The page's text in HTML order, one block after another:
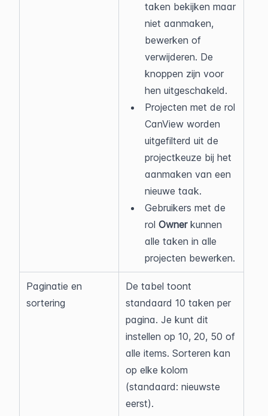
taken bekijken maar
niet aanmaken,
bewerken of
verwijderen. De
knoppen zijn voor
hen uitgeschakeld.
Projecten met de rol
CanView worden
uitgefilterd uit de
projectkeuze bij het
aanmaken van een
nieuwe taak.
Gebruikers met de
rol Owner kunnen
alle taken in alle
projecten bewerken.
Paginatie en
sortering
De tabel toont
standaard 10 taken per
pagina. Je kunt dit
instellen op 10, 20, 50 of
alle items. Sorteren kan
op elke kolom
(standaard: nieuwste
eerst).